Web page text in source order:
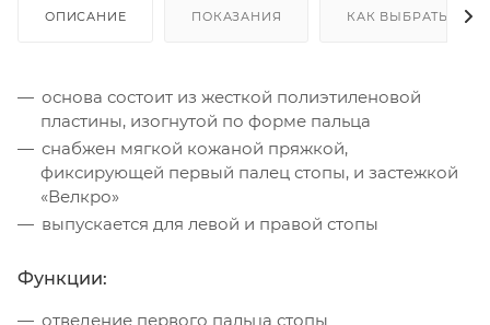
ОПИСАНИЕ ПОКАЗАНИЯ КАК ВЫБРАТЬ
основа состоит из жесткой полиэтиленовой
пластины, изогнутой по форме пальца
снабжен мягкой кожаной пряжкой,
фиксирующей первый палец стопы, и застежкой
«Велкро»
выпускается для левой и правой стопы
Функции:
отведение первого пальца стопы